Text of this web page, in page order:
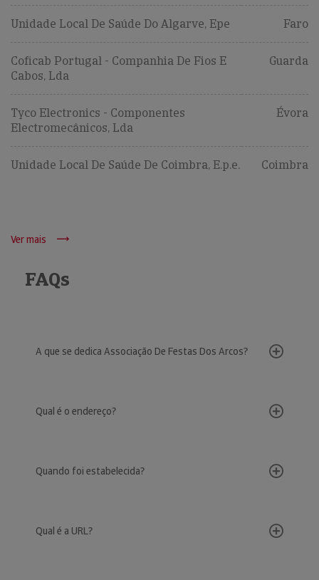
Unidade Local De Saúde Do Algarve, Epe Faro
Coficab Portugal - Companhia De Fios E
Cabos, Lda
Guarda
Tyco Electronics - Componentes
Electromecânicos, Lda
Évora
Unidade Local De Saúde De Coimbra, E.p.e. Coimbra
Ver mais
FAQs
A que se dedica Associação De Festas Dos Arcos?
Qual é o endereço?
Quando foi estabelecida?
Qual é a URL?